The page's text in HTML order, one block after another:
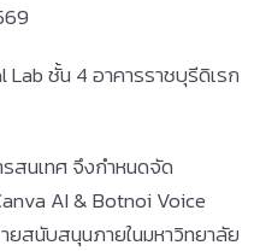
ชั้น 4 อาคารราชบุรีดิเรก
สนเทศ จึงกำหนดจัด
AI & Botnoi Voice
สนับสนุนภายในมหาวิทยาลัย